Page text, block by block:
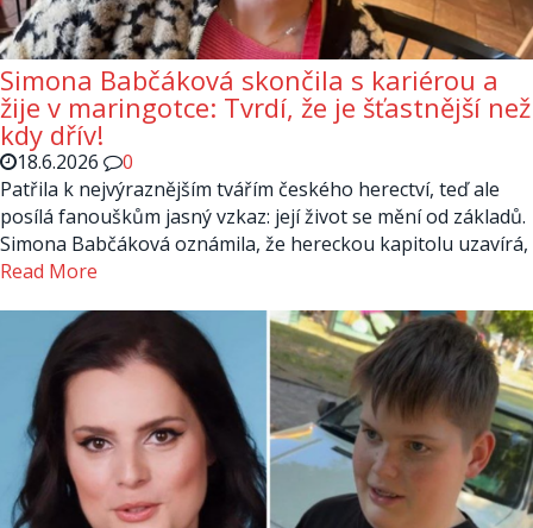
Simona Babčáková skončila s kariérou a
žije v maringotce: Tvrdí, že je šťastnější než
kdy dřív!
18.6.2026
0
Patřila k nejvýraznějším tvářím českého herectví, teď ale
posílá fanouškům jasný vzkaz: její život se mění od základů.
Simona Babčáková oznámila, že hereckou kapitolu uzavírá,
Read More